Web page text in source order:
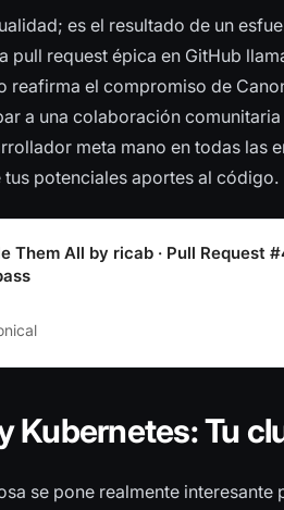
es el resultado de un
pull request épica en GitHub
reafirma el compromiso de
a una colaboración
meta mano en todas las
tus potenciales aportes al código.
Them All by ricab · Pull Request
Kubernetes: Tu
se pone realmente